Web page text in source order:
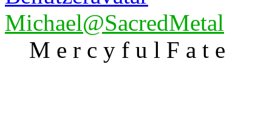
Michael@SacredMetal
M e r c y f u l F a t e